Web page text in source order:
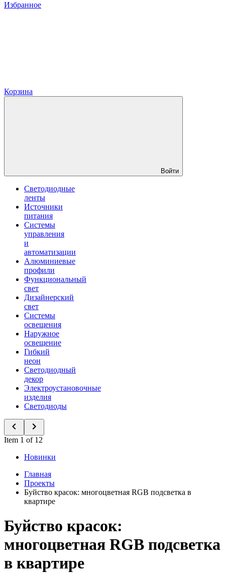
Избранное
Корзина
Войти
Светодиодные
ленты
Источники
питания
Системы
управления
и
автоматизации
Алюминиевые
профили
Функциональный
свет
Дизайнерский
свет
Системы
освещения
Наружное
освещение
Гибкий
неон
Светодиодный
декор
Электроустановочные
изделия
Светодиоды
Item 1 of 12
Новинки
Главная
Проекты
Буйство красок: многоцветная RGB подсветка в
квартире
Буйство красок:
многоцветная RGB подсветка
в квартире